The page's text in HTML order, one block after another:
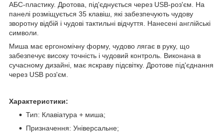
АБС-пластику. Дротова, під'єднується через USB-роз'єм. На
панелі розміщується 35 клавіш, які забезпечують чудову
зворотну відбій і чудові тактильні відчуття. Нанесені англійські
символи.
Миша має ергономічну форму, чудово лягає в руку, що
забезпечує високу точність і чудовий контроль. Виконана в
сучасному дизайні, має яскраву підсвітку. Дротове під'єднання
через USB роз'єм.
Характеристики:
Тип: Клавіатура + миша;
Призначення: Універсальне;